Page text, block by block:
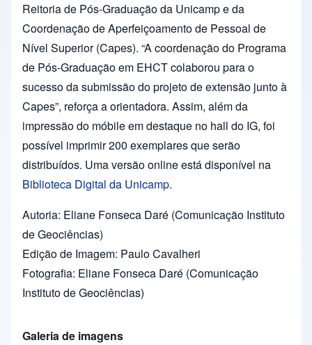
Reitoria de Pós-Graduação da Unicamp e da
Coordenação de Aperfeiçoamento de Pessoal de
Nível Superior (Capes). “A coordenação do Programa
de Pós-Graduação em EHCT colaborou para o
sucesso da submissão do projeto de extensão junto à
Capes”, reforça a orientadora. Assim, além da
impressão do móbile em destaque no hall do IG, foi
possível imprimir 200 exemplares que serão
distribuídos. Uma versão online está disponível na
Biblioteca Digital da Unicamp.
Autoria: Eliane Fonseca Daré (Comunicação Instituto
de Geociências)
Edição de Imagem: Paulo Cavalheri
Fotografia: Eliane Fonseca Daré (Comunicação
Instituto de Geociências)
Galeria de imagens